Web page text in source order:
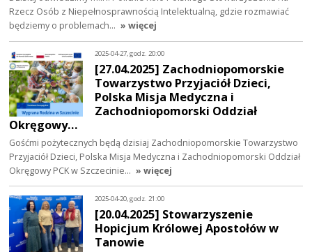
Rzecz Osób z Niepełnosprawnością Intelektualną, gdzie rozmawiać
będziemy o problemach… » więcej
2025-04-27, godz. 20:00
[27.04.2025] Zachodniopomorskie
Towarzystwo Przyjaciół Dzieci,
Polska Misja Medyczna i
Zachodniopomorski Oddział
Okręgowy…
Gośćmi pożytecznych będą dzisiaj Zachodniopomorskie Towarzystwo
Przyjaciół Dzieci, Polska Misja Medyczna i Zachodniopomorski Oddział
Okręgowy PCK w Szczecinie… » więcej
2025-04-20, godz. 21:00
[20.04.2025] Stowarzyszenie
Hopicjum Królowej Apostołów w
Tanowie